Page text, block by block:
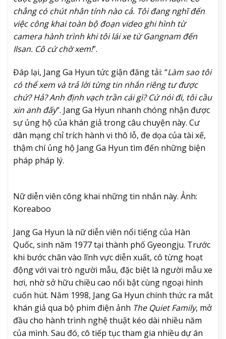
chẳng có chút nhân tính nào cả. Tôi đang nghĩ đến
việc công khai toàn bộ đoạn video ghi hình từ
camera hành trình khi tôi lái xe từ Gangnam đến
Ilsan. Cô cứ chờ xem!”.
Đáp lại, Jang Ga Hyun tức giận đăng tải: “Làm sao tôi
có thể xem và trả lời từng tin nhắn riêng tư được
chứ? Hả? Anh định vạch trần cái gì? Cứ nói đi, tôi cầu
xin anh đấy“. Jang Ga Hyun nhanh chóng nhận được
sự ủng hộ của khán giả trong câu chuyện này. Cư
dân mạng chỉ trích hành vi thô lỗ, đe dọa của tài xế,
thậm chí ủng hộ Jang Ga Hyun tìm đến những biện
pháp pháp lý.
Nữ diễn viên công khai những tin nhắn này. Ảnh:
Koreaboo
Jang Ga Hyun là nữ diễn viên nổi tiếng của Hàn
Quốc, sinh năm 1977 tại thành phố Gyeongju. Trước
khi bước chân vào lĩnh vực diễn xuất, cô từng hoạt
động với vai trò người mẫu, đặc biệt là người mẫu xe
hơi, nhờ sở hữu chiều cao nổi bật cùng ngoại hình
cuốn hút. Năm 1998, Jang Ga Hyun chính thức ra mắt
khán giả qua bộ phim điện ảnh The Quiet Family, mở
đầu cho hành trình nghệ thuật kéo dài nhiều năm
của mình. Sau đó, cô tiếp tục tham gia nhiều dự án